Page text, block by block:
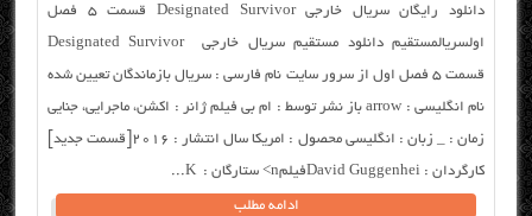
دانلود رایگان سریال خارجی Designated Survivor قسمت ۵ فصل
اولسریالمستقیم دانلود مستقیم سریال خارجی Designated Survivor
قسمت ۵ فصل اول از سرور سایت نام فارسی : سریال بازماندگان تعیین شده
نام انگلیسی : arrow باز نشر توسط : ام بی فیلم ژانر : اکشن، ماجرایی، جنایی
زمان : _ زبان : انگلیسی محصول : امریکا سال انتشار : ۲۰۱۶[قسمت جدید]
کارگردان : David Guggenheiفیلمn> ستارگان : K...
ادامه مطلب